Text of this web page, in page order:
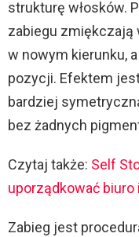
strukturę włosków.
zabiegu zmiękczają
w nowym kierunku,
pozycji. Efektem
bardziej
bez żadnych
Czytaj także: Self
uporządkować
Zabieg jest